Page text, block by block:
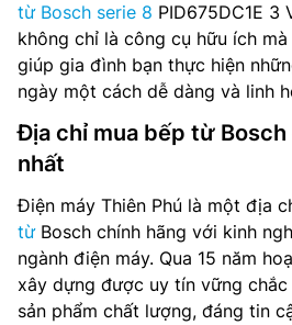
từ Bosch serie 8 PID675DC1E 3
không chỉ là công cụ hữu ích
giúp gia đình bạn thực hiện
ngày một cách dễ dàng và linh
Địa chỉ mua bếp từ
nhất
Điện máy Thiên Phú là một địa
từBosch chính hãng với kinh
ngành điện máy. Qua 15 năm
xây dựng được uy tín vững
sản phẩm chất lượng, đáng tin